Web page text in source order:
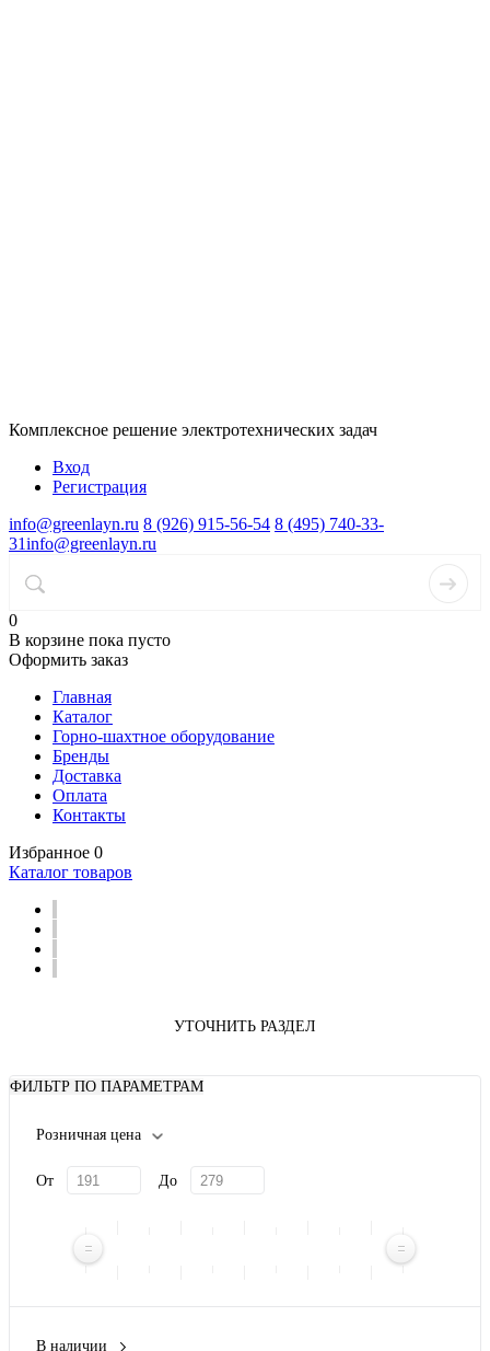
Комплексное решение электротехнических задач
Вход
Регистрация
info@greenlayn.ru 8 (926) 915-56-54 8 (495) 740-33-
31info@greenlayn.ru
0
В корзине пока пусто
Оформить заказ
Главная
Каталог
Горно-шахтное оборудование
Бренды
Доставка
Оплата
Контакты
Избранное 0
Каталог товаров
УТОЧНИТЬ РАЗДЕЛ
ФИЛЬТР ПО ПАРАМЕТРАМ
Розничная цена
От До
В наличии